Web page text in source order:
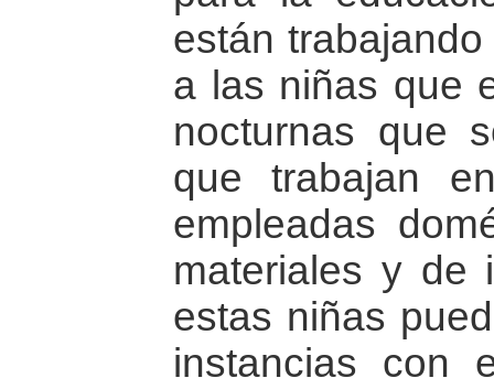
están
a las niñas que
nocturnas que
que trabajan
empleadas
materiales y de
estas niñas
instancias con